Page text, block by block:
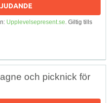
Upplevelsepresent.se. Giltig tills
och picknick för